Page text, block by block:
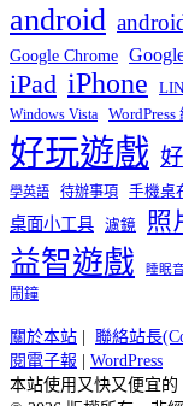
android
Google Chrome
iPad iPhone
Windows Vista
好玩遊戲
學英語 待辦事項 手機桌
桌面小工具 濾鏡 照
益智遊戲 睡眠
鬧鐘
關於本站 | 聯絡站長
閱電子報 | WordPress
本站使用又快又便宜的